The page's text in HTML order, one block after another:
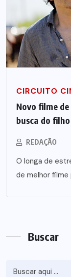
CIRCUITO
Novo filme
busca do
REDAÇÃO
O longa de
de melhor filme
Buscar